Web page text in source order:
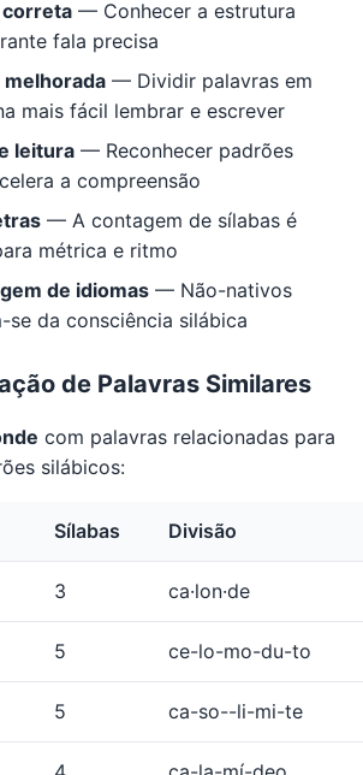
correta — Conhecer a estrutura
fala precisa
— Dividir palavras em
mais fácil lembrar e escrever
leitura — Reconhecer padrões
a compreensão
— A contagem de sílabas é
métrica e ritmo
de idiomas — Não-nativos
se da consciência silábica
de Palavras Similares
com palavras relacionadas para
silábicos:
Sílabas Divisão
3 ca·lon·de
5 ce-lo-mo-du-to
5 ca-so--li-mi-te